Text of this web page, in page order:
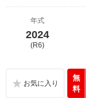
年式
2024
(R6)
無
料